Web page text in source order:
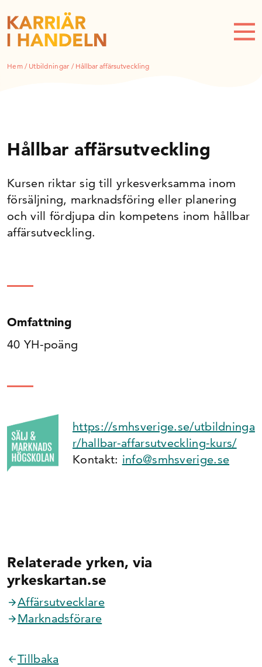
Hem/ Utbildningar / Hållbar affärsutveckling
Hållbar affärsutveckling
Kursen riktar sig till yrkesverksamma inom
försäljning, marknadsföring eller planering
och vill fördjupa din kompetens inom hållbar
affärsutveckling.
Omfattning
40 YH-poäng
https://smhsverige.se/utbildninga
r/hallbar-affarsutveckling-kurs/
Kontakt: info@smhsverige.se
Relaterade yrken, via
yrkeskartan.se
Affärsutvecklare
Marknadsförare
Tillbaka